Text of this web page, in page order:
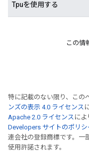
Tpuを使用する
この情
特に記載のない限り、この
ンズの表示 4.0 ライセンス
Apache 2.0 ライセンス によ
Developers サイトのポリシ
連会社の登録商標です。一
使用許諾されます。